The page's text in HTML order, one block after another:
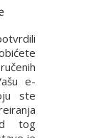
e-
ste
tog